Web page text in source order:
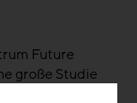
Future
große Studie